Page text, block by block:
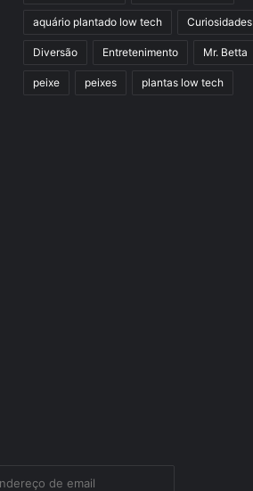
aquário plantado low tech Curiosidades
Diversão Entretenimento Mr. Betta
peixe peixes plantas low tech